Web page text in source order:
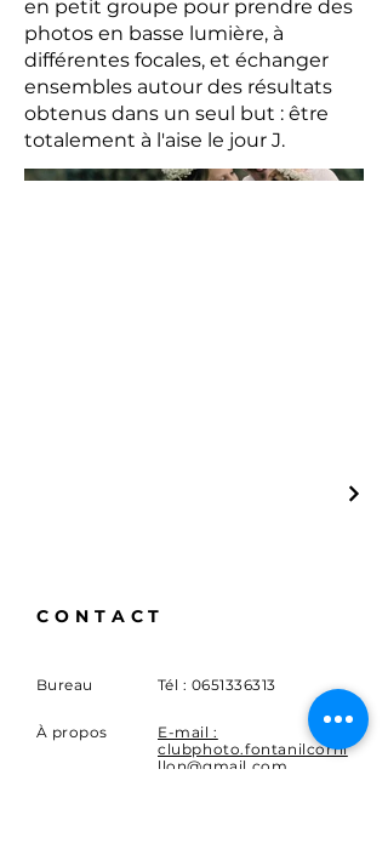
en petit groupe pour prendre des
photos en basse lumière, à
différentes focales, et échanger
ensembles autour des résultats
obtenus dans un seul but : être
totalement à l'aise le jour J.
CONTACT
Bureau Tél : 0651336313
À propos
E-mail :
clubphoto.fontanilcorni
llon@gmail.com